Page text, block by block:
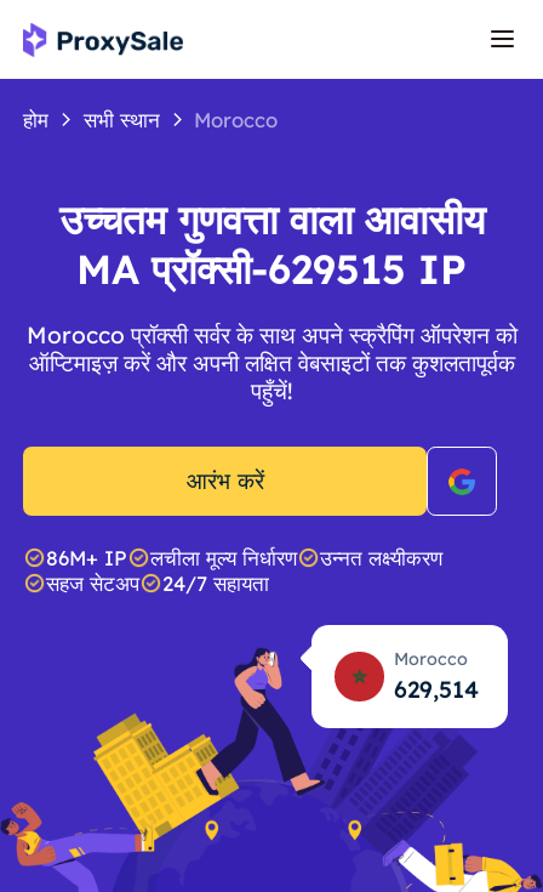
होम सभी स्थान Morocco
उच्चतम गुणवत्ता वाला आवासीय
MA प्रॉक्सी-629515 IP
Morocco प्रॉक्सी सर्वर के साथ अपने स्क्रैपिंग ऑपरेशन को
ऑप्टिमाइज़ करें और अपनी लक्षित वेबसाइटों तक कुशलतापूर्वक
पहुँचें!
आरंभ करें
86M+ IP लचीला मूल्य निर्धारण
उन्नत लक्ष्यीकरण
सहज सेटअप
24/7 सहायता
Morocco
629,515